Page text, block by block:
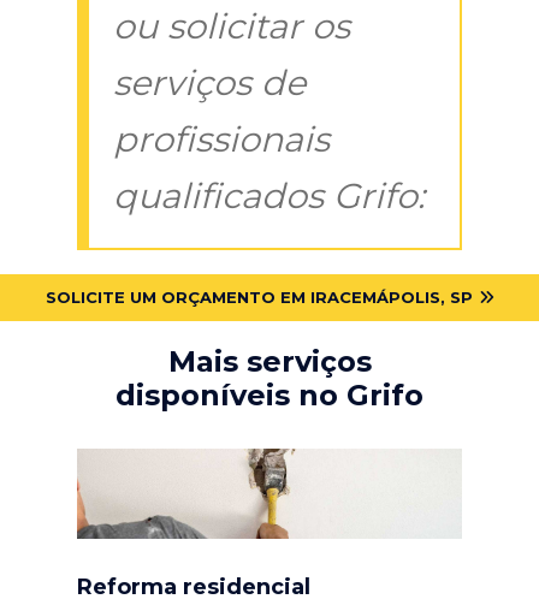
ou solicitar os
serviços de
profissionais
qualificados Grifo:
SOLICITE UM ORÇAMENTO EM IRACEMÁPOLIS, SP
Mais serviços
disponíveis no Grifo
Reforma residencial